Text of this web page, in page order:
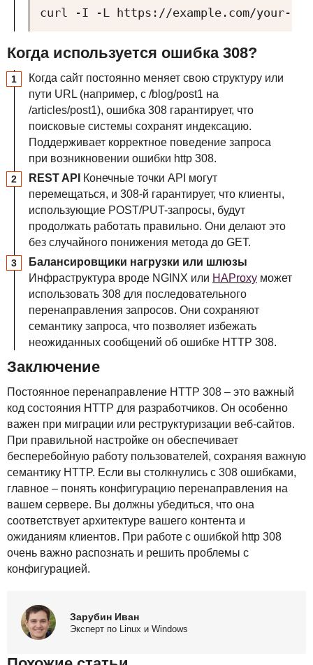
curl -I -L https://example.com/your-url
Когда используется ошибка 308?
Когда сайт постоянно меняет свою структуру или
пути URL (например, с /blog/post1 на
/articles/post1), ошибка 308 гарантирует, что
поисковые системы сохранят индексацию.
Поддерживает корректное поведение запроса
при возникновении ошибки http 308.
REST API Конечные точки API могут
перемещаться, и 308-й гарантирует, что клиенты,
использующие POST/PUT-запросы, будут
продолжать работать правильно. Они делают это
без случайного понижения метода до GET.
Балансировщики нагрузки или шлюзы
Инфраструктура вроде NGINX или HAProxy может
использовать 308 для последовательного
перенаправления запросов. Они сохраняют
семантику запроса, что позволяет избежать
неожиданных сообщений об ошибке HTTP 308.
Заключение
Постоянное перенаправление HTTP 308 – это важный
код состояния HTTP для разработчиков. Он особенно
важен при миграции или реструктуризации веб-сайтов.
При правильной настройке он обеспечивает
бесперебойную работу пользователей, сохраняя важную
семантику HTTP. Если вы столкнулись с 308 ошибками,
главное – понять конфигурацию перенаправления на
вашем сервере. Вы должны убедиться, что она
соответствует архитектуре вашего контента и
ожиданиям клиентов. При работе с ошибкой http 308
очень важно распознать и решить проблемы с
конфигурацией.
Зарубин Иван
Эксперт по Linux и Windows